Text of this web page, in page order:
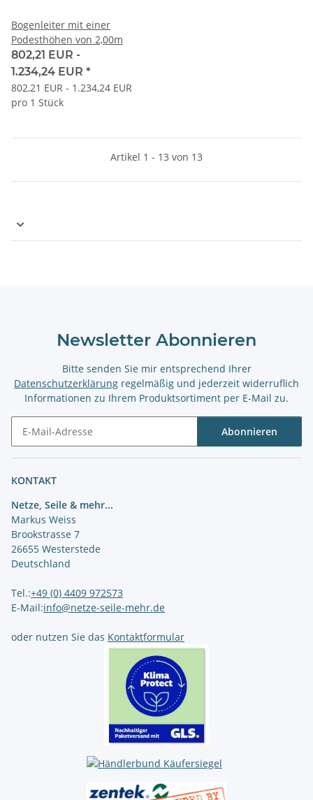
Bogenleiter mit einer
Podesthöhen von 2,00m
802,21 EUR -
1.234,24 EUR *
802,21 EUR - 1.234,24 EUR
pro 1 Stück
Artikel 1 - 13 von 13
Newsletter Abonnieren
Bitte senden Sie mir entsprechend Ihrer
Datenschutzerklärung regelmäßig und jederzeit widerruflich
Informationen zu Ihrem Produktsortiment per E-Mail zu.
Abonnieren
KONTAKT
Netze, Seile & mehr...
Markus Weiss
Brookstrasse 7
26655 Westerstede
Deutschland
Tel.:+49 (0) 4409 972573
E-Mail:info@netze-seile-mehr.de
oder nutzen Sie das Kontaktformular